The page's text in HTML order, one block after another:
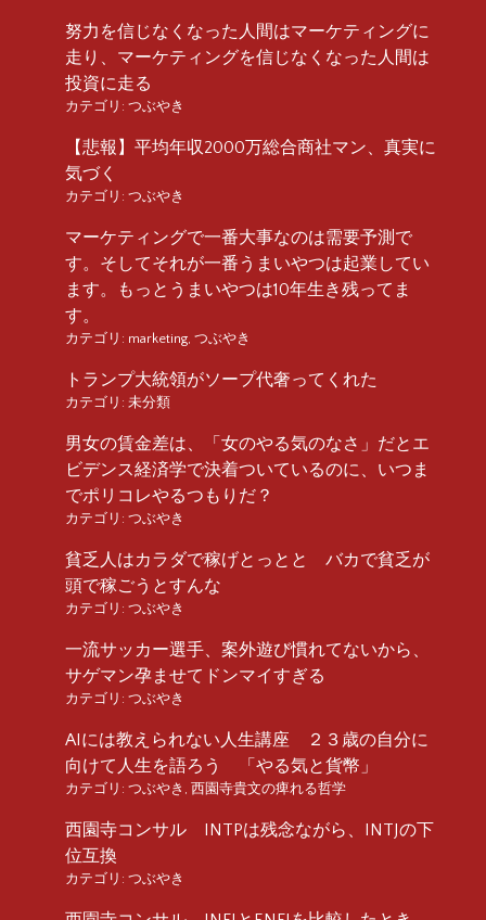
努力を信じなくなった人間はマーケティングに
走り、マーケティングを信じなくなった人間は
投資に走る
カテゴリ: つぶやき
【悲報】平均年収2000万総合商社マン、真実に
気づく
カテゴリ: つぶやき
マーケティングで一番大事なのは需要予測で
す。そしてそれが一番うまいやつは起業してい
ます。もっとうまいやつは10年生き残ってま
す。
カテゴリ: marketing, つぶやき
トランプ大統領がソープ代奢ってくれた
カテゴリ: 未分類
男女の賃金差は、「女のやる気のなさ」だとエ
ビデンス経済学で決着ついているのに、いつま
でポリコレやるつもりだ？
カテゴリ: つぶやき
貧乏人はカラダで稼げとっとと バカで貧乏が
頭で稼ごうとすんな
カテゴリ: つぶやき
一流サッカー選手、案外遊び慣れてないから、
サゲマン孕ませてドンマイすぎる
カテゴリ: つぶやき
AIには教えられない人生講座 ２３歳の自分に
向けて人生を語ろう 「やる気と貨幣」
カテゴリ: つぶやき , 西園寺貴文の痺れる哲学
西園寺コンサル INTPは残念ながら、INTJの下
位互換
カテゴリ: つぶやき